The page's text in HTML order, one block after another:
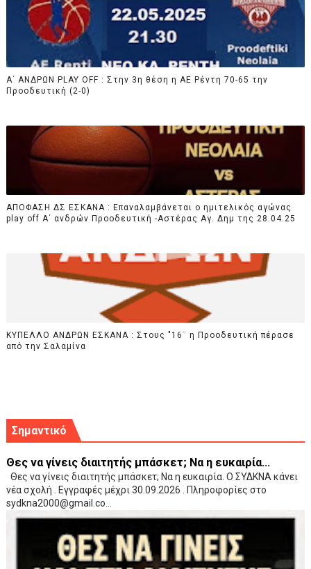
Α΄ ΑΝΔΡΩΝ PLAY OFF : Στην 3η θέση η ΑΕ Ρέντη 70-65 την
Προοδευτική (2-0)
ΑΠΟΦΑΣΗ ΔΣ ΕΣΚΑΝΑ : Επαναλαμβάνεται ο ημιτελικός αγώνας
play off Α΄ ανδρών Προοδευτική -Αστέρας Αγ. Δημ της 28.04.25
ΚΥΠΕΛΛΟ ΑΝΔΡΩΝ ΕΣΚΑΝΑ : Στους "16¨ η Προοδευτική πέρασε
από την Σαλαμίνα
Σημαντικό
Θες να γίνεις διαιτητής μπάσκετ; Να η ευκαιρία...
Θες να γίνεις διαιτητής μπάσκετ; Να η ευκαιρία. Ο ΣΥΔΚΝΑ κάνει
νέα σχολή . Εγγραφές μέχρι 30.09.2026 . Πληροφορίες στο
sydkna2000@gmail.co...